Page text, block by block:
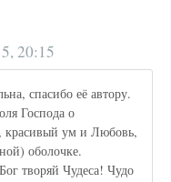
20:15
спасибо её автору.
Господа о
красивый ум и Любовь,
оболочке.
творяй Чудеса! Чудо